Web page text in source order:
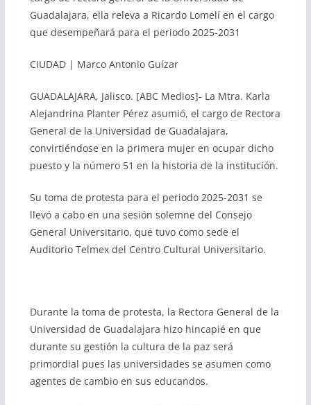
Guadalajara, ella releva a Ricardo Lomelí en el cargo
que desempeñará para el periodo 2025-2031
CIUDAD | Marco Antonio Guízar
GUADALAJARA, Jalisco. [ABC Medios]- La Mtra. Karla
Alejandrina Planter Pérez asumió, el cargo de Rectora
General de la Universidad de Guadalajara,
convirtiéndose en la primera mujer en ocupar dicho
puesto y la número 51 en la historia de la institución.
Su toma de protesta para el periodo 2025-2031 se
llevó a cabo en una sesión solemne del Consejo
General Universitario, que tuvo como sede el
Auditorio Telmex del Centro Cultural Universitario.
Durante la toma de protesta, la Rectora General de la
Universidad de Guadalajara hizo hincapié en que
durante su gestión la cultura de la paz será
primordial pues las universidades se asumen como
agentes de cambio en sus educandos.